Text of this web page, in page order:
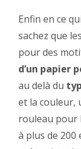
Enfin en ce
sachez que
pour des
d’un papier
au delà du
et la couleur,
rouleau pour
à plus de